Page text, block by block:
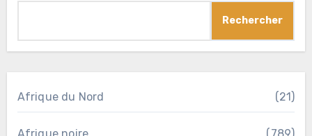
Rechercher
Afrique du Nord (21)